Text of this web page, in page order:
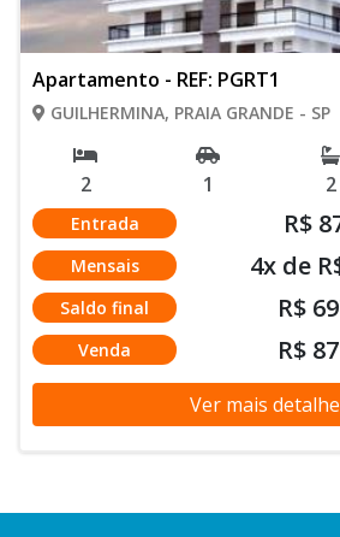
Apartamento - REF: PGRT1
GUILHERMINA, PRAIA GRANDE - SP
2 1 2
Entrada R$
Mensais 4x de
Saldo final R$
Venda R$
Ver mais